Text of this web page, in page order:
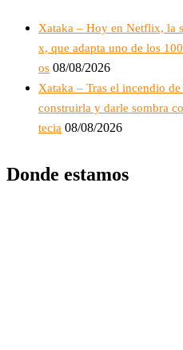
Xataka – Hoy en Netflix, la
x, que adapta uno de los
os 08/08/2026
Xataka – Tras el incendio
construirla y darle sombra
tecia 08/08/2026
Donde estamos